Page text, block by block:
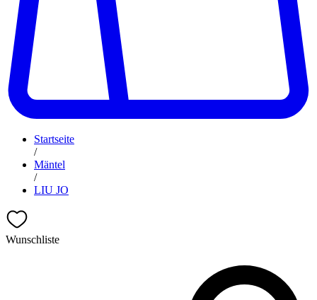
Startseite
/
Mäntel
/
LIU JO
Wunschliste